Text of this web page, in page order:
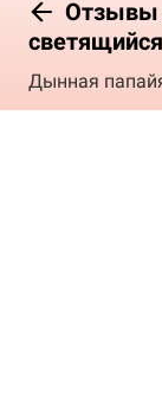
Отзывы
Дынная